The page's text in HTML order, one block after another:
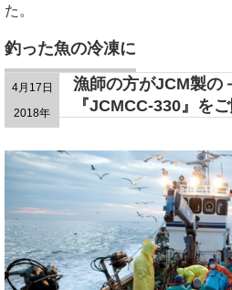
た。
釣った魚の冷凍に
4月17日
2018年
漁師の方がJCM製
『JCMCC-330』を